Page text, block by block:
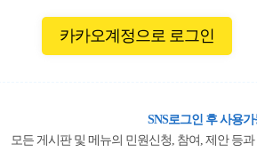
카카오계정으로 로그인
SNS로그인 후 사용
모든 게시판 및 메뉴의 민원신청, 참여, 제안 등